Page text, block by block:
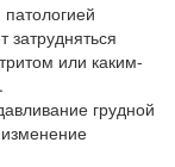
затрудняться
или каким-
грудной